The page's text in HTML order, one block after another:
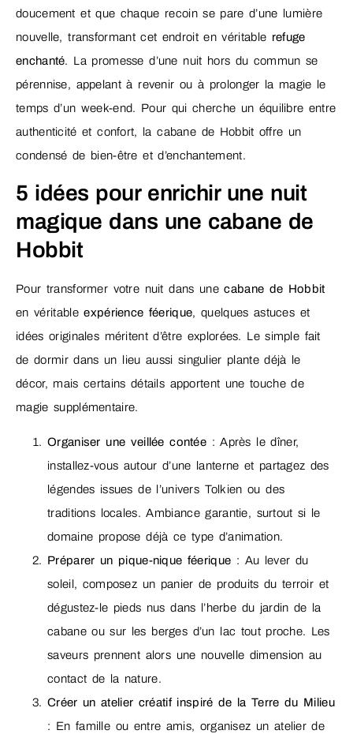
doucement et que chaque recoin se pare d’une lumière
nouvelle, transformant cet endroit en véritable refuge
enchanté. La promesse d’une nuit hors du commun se
pérennise, appelant à revenir ou à prolonger la magie le
temps d’un week-end. Pour qui cherche un équilibre entre
authenticité et confort, la cabane de Hobbit offre un
condensé de bien-être et d’enchantement.
5 idées pour enrichir une nuit
magique dans une cabane de
Hobbit
Pour transformer votre nuit dans unecabane de Hobbit
en véritableexpérience féerique, quelques astuces et
idées originales méritent d’être explorées. Le simple fait
de dormir dans un lieu aussi singulier plante déjà le
décor, mais certains détails apportent une touche de
magie supplémentaire.
Organiser une veillée contée : Après le dîner,
installez-vous autour d’une lanterne et partagez des
légendes issues de l’univers Tolkien ou des
traditions locales. Ambiance garantie, surtout si le
domaine propose déjà ce type d’animation.
Préparer un pique-nique féerique : Au lever du
soleil, composez un panier de produits du terroir et
dégustez-le pieds nus dans l’herbe du jardin de la
cabane ou sur les berges d’un lac tout proche. Les
saveurs prennent alors une nouvelle dimension au
contact de la nature.
Créer un atelier créatif inspiré de la Terre du Milieu
: En famille ou entre amis, organisez un atelier de